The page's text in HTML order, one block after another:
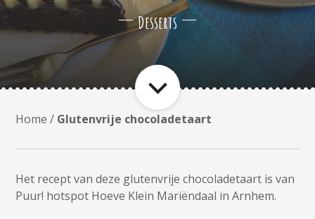
Desserts
Home / Glutenvrije chocoladetaart
Het recept van deze glutenvrije chocoladetaart is van
Puur! hotspot Hoeve Klein Mariëndaal in Arnhem.